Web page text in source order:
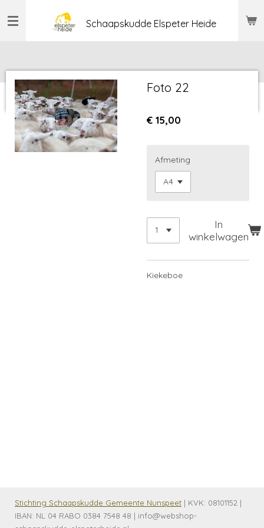
direct
Schaapskudde Elspeter Heide
Foto 22
€ 15,00
Afmeting
In
winkelwagen
Kiekeboe
Stichting Schaapskudde Gemeente Nunspeet | KVK: 08101152 |
IBAN: NL 04 RABO 0384 7548 48 | info@webshop-